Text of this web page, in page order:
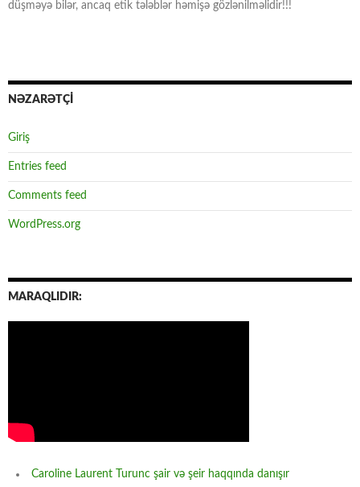
düşməyə bilər, ancaq etik tələblər həmişə gözlənilməlidir!!!
NƏZARƏTÇİ
Giriş
Entries feed
Comments feed
WordPress.org
MARAQLIDIR:
Caroline Laurent Turunc şair və şeir haqqında danışır